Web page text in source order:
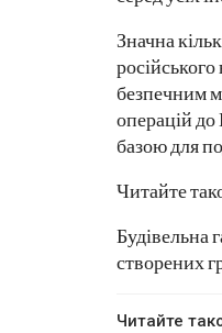
Значна
безпечним
операцій до
базою для
Читайте
Будівельна
створених
Читайте